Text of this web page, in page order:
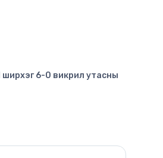
6-0 викрил утасны